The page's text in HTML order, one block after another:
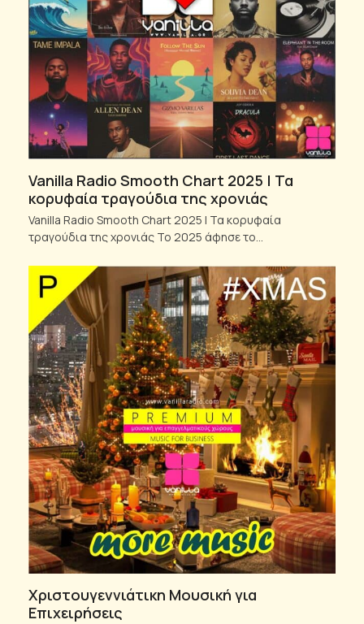
Vanilla Radio Smooth Chart 2025 | Τα
κορυφαία τραγούδια της χρονιάς
Vanilla Radio Smooth Chart 2025 | Τα κορυφαία
τραγούδια της χρονιάς Το 2025 άφησε το…
Χριστουγεννιάτικη Μουσική για
Επιχειρήσεις